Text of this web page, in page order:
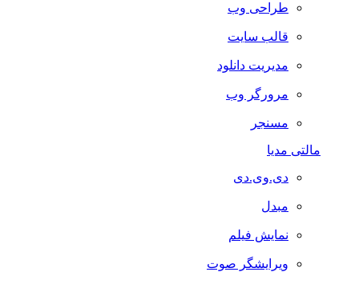
طراحی وب
قالب سایت
مدیریت دانلود
مرورگر وب
مسنجر
مالتی مدیا
دی.وی.دی
مبدل
نمایش فیلم
ویرایشگر صوت